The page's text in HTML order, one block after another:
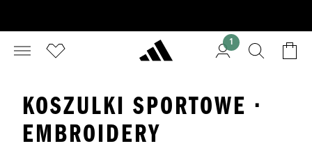
1
KOSZULKI SPORTOWE ·
EMBROIDERY